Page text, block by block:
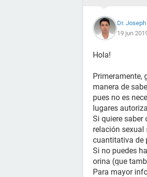
Dr.
19 jun
Hola!
Primeramente,
manera de
pues no es
lugares
Si quiere saber
relación sexual
cuantitativa de
Si no puedes
orina (que
Para mayor